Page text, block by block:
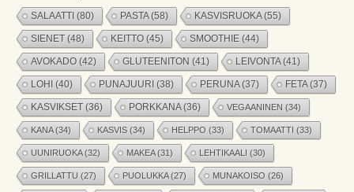
SALAATTI (80) PASTA(58) KASVISRUOKA(55)
SIENET (48) KEITTO (45) SMOOTHIE (44)
AVOKADO (42) GLUTEENITON (41) LEIVONTA(41)
LOHI (40) PUNAJUURI (38) PERUNA(37) FETA(37)
KASVIKSET (36) PORKKANA(36) VEGAANINEN (34)
KANA(34) KASVIS (34) HELPPO (33) TOMAATTI (33)
UUNIRUOKA(32) MAKEA(31) LEHTIKAALI (30)
GRILLATTU (27) PUOLUKKA(27) MUNAKOISO (26)